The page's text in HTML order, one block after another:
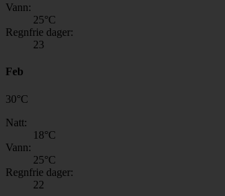
Vann:
25°C
Regnfrie dager:
23
Feb
30°C
Natt:
18°C
Vann:
25°C
Regnfrie dager:
22